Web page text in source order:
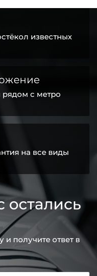
известных
рядом с метро
на все виды
остались
получите ответ в